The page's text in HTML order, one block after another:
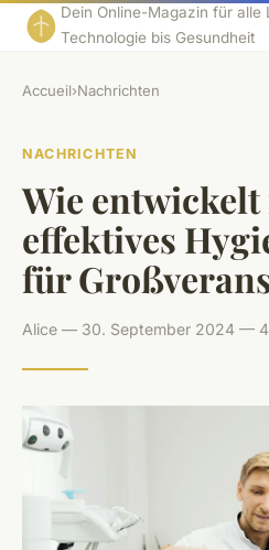
Dein Online-Magazin für alle
Technologie bis Gesundheit
Accueil›Nachrichten
NACHRICHTEN
Wie entwickelt
effektives
für
Alice — 30. September 2024 — 4